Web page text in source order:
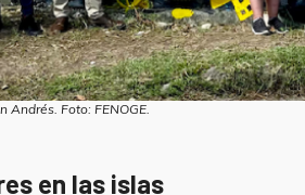
Andrés. Foto: FENOGE.
en las islas